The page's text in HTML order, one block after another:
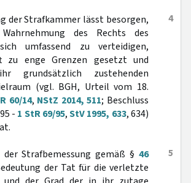
4
der Strafkammer lässt besorgen,
des Rechts des
umfassend zu verteidigen,
zu enge Grenzen gesetzt und
grundsätzlich zustehenden
(vgl. BGH, Urteil vom 18.
60/14, NStZ 2014, 511; Beschluss
- 1 StR 69/95,StV 1995, 633, 634)
5
der Strafbemessung gemäß § 46
der Tat für die verletzte